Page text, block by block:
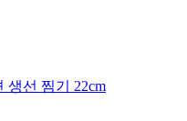
생선 찜기 22cm